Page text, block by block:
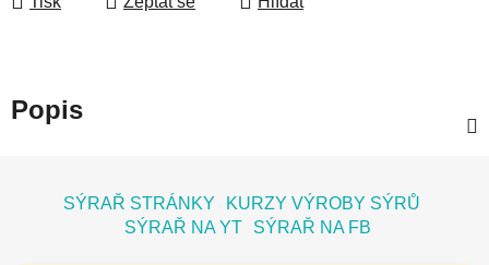
Popis
SÝRAŘ STRÁNKY
KURZY VÝROBY SÝRŮ
SÝRAŘ NA YT
SÝRAŘ NA FB